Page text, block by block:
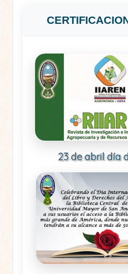
23 de abril día